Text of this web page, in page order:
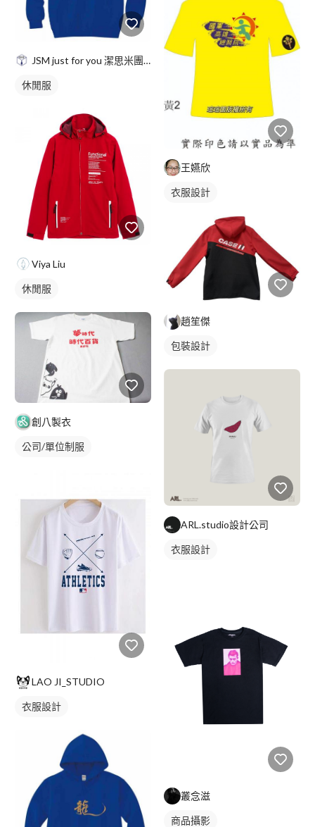
JSM just for you 潔思米團服
休閒服
Viya Liu
休閒服
創八製衣
公司/單位制服
LAO JI_STUDIO
衣服設計
王嬿欣
衣服設計
趙笙傑
包裝設計
ARL.studio設計公司
衣服設計
叢念滋
商品攝影